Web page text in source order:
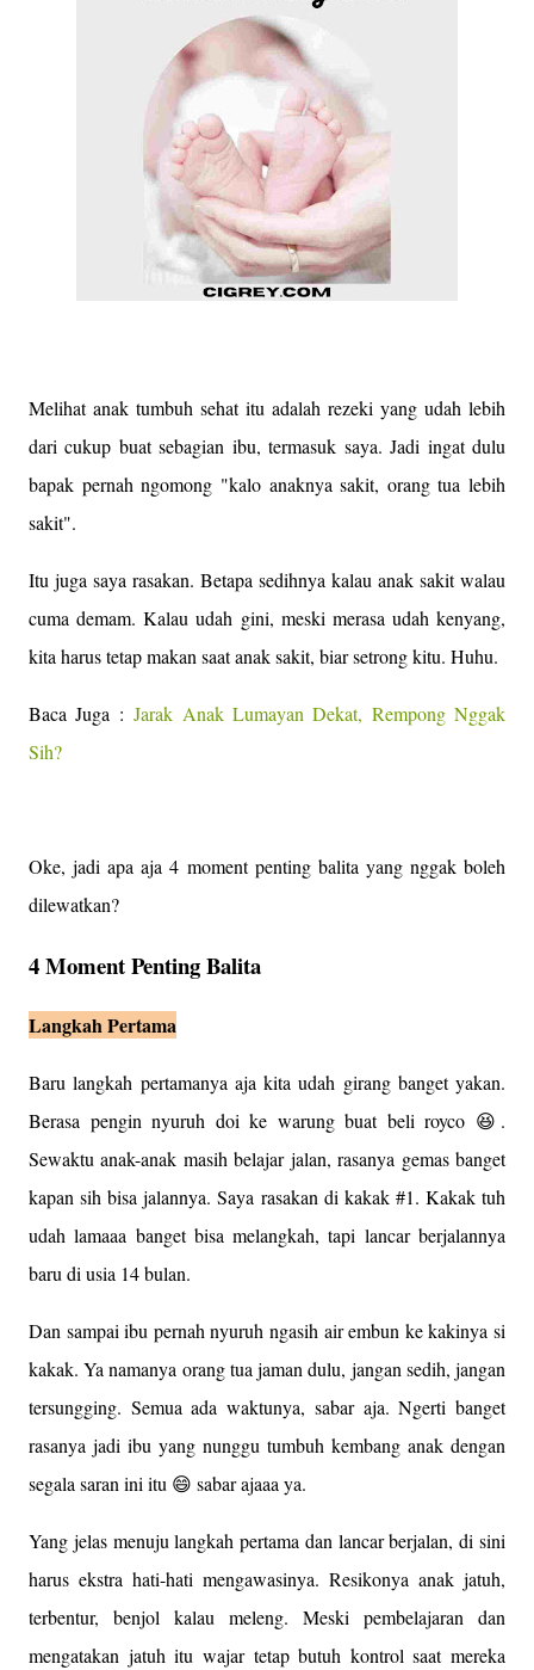
Melihat anak tumbuh sehat itu adalah rezeki yang udah lebih
dari cukup buat sebagian ibu, termasuk saya. Jadi ingat dulu
bapak pernah ngomong "kalo anaknya sakit, orang tua lebih
sakit".
Itu juga saya rasakan. Betapa sedihnya kalau anak sakit walau
cuma demam. Kalau udah gini, meski merasa udah kenyang,
kita harus tetap makan saat anak sakit, biar setrong kitu. Huhu.
Baca Juga :Jarak Anak Lumayan Dekat, Rempong Nggak
Sih?
Oke, jadi apa aja 4 moment penting balita yang nggak boleh
dilewatkan?
4 Moment Penting Balita
Langkah Pertama
Baru langkah pertamanya aja kita udah girang banget yakan.
Berasa pengin nyuruh doi ke warung buat beli royco 😆.
Sewaktu anak-anak masih belajar jalan, rasanya gemas banget
kapan sih bisa jalannya. Saya rasakan di kakak #1. Kakak tuh
udah lamaaa banget bisa melangkah, tapi lancar berjalannya
baru di usia 14 bulan.
Dan sampai ibu pernah nyuruh ngasih air embun ke kakinya si
kakak. Ya namanya orang tua jaman dulu, jangan sedih, jangan
tersungging. Semua ada waktunya, sabar aja. Ngerti banget
rasanya jadi ibu yang nunggu tumbuh kembang anak dengan
segala saran ini itu 😄 sabar ajaaa ya.
Yang jelas menuju langkah pertama dan lancar berjalan, di sini
harus ekstra hati-hati mengawasinya. Resikonya anak jatuh,
terbentur, benjol kalau meleng. Meski pembelajaran dan
mengatakan jatuh itu wajar tetap butuh kontrol saat mereka